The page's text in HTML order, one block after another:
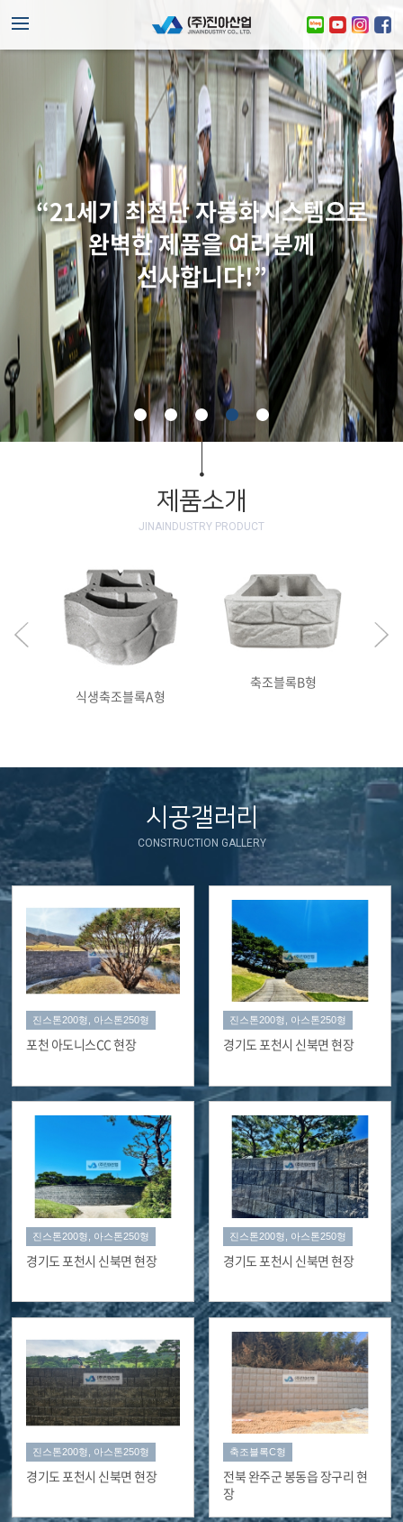
“주식회사 진아산업은
고객,환경,지역사회와 함께 하는
책임 있는 기업입니다”
“주식회사 진아산업이
여러분을 환영합니다”
“21세기 최첨단 자동화시스템으로
완벽한 제품을 여러분께
선사합니다!”
“최상의 제품성을 바탕으로
고급화된 색상과 함께
시공이 가능한 블록”
제품소개
JINAINDUSTRY PRODUCT
식생축조블록A형
축조블록B형
시공갤러리
CONSTRUCTION GALLERY
진스톤200형, 아스톤250형
포천 아도니스CC 현장
진스톤200형, 아스톤250형
경기도 포천시 신북면 현장
진스톤200형, 아스톤250형
경기도 포천시 신북면 현장
진스톤200형, 아스톤250형
경기도 포천시 신북면 현장
진스톤200형, 아스톤250형
경기도 포천시 신북면 현장
축조블록C형
전북 완주군 봉동읍 장구리 현
장